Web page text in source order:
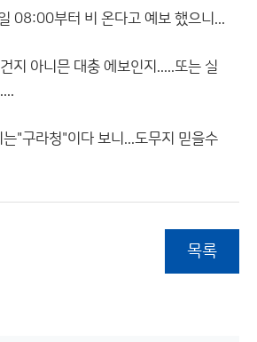
08:00부터 비 온다고 예보 했으니...
지 아니믄 대충 에보인지.....또는 실
"구라청"이다 보니...도무지 믿을수
목록